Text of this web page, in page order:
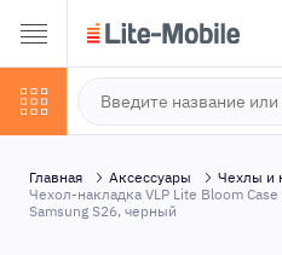
Главная Аксессуары Чехлы и
Чехол-накладка VLP Lite Bloom
Samsung S26, черный